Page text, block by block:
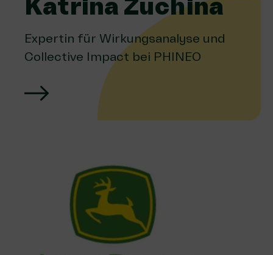
Katrina Zuchina
Expertin für Wirkungsanalyse und
Collective Impact bei PHINEO